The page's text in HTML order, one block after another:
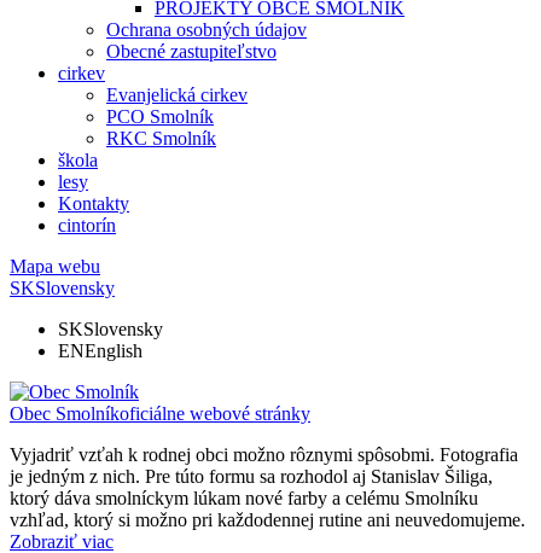
PROJEKTY OBCE SMOLNÍK
Ochrana osobných údajov
Obecné zastupiteľstvo
cirkev
Evanjelická cirkev
PCO Smolník
RKC Smolník
škola
lesy
Kontakty
cintorín
Mapa webu
SKSlovensky
SKSlovensky
ENEnglish
Obec Smolníkoficiálne webové stránky
Vyjadriť vzťah k rodnej obci možno rôznymi spôsobmi. Fotografia
je jedným z nich. Pre túto formu sa rozhodol aj Stanislav Šiliga,
ktorý dáva smolníckym lúkam nové farby a celému Smolníku
vzhľad, ktorý si možno pri každodennej rutine ani neuvedomujeme.
Zobraziť viac